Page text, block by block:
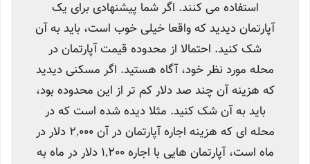
استفاده می کنند. اگر شما پیشنهادی برای یک
آپارتمان دیدید که واقعا خیلی خوب است، باید به آن
شک کنید. احتمالا از محدوده قیمت آپارتمان در
محله مورد نظر خود، آگاه هستید. اگر مسکنی دیدید
که هزینه آن چند صد دلار کم تر از این محدوده بود،
باید به آن شک کنید. مثلا دیده شده است که در
محله ای که هزینه اجاره آپارتمان در آن 2,000 دلار در
ماه است، آپارتمان هایی با اجاره 1,200 دلار در ماه به